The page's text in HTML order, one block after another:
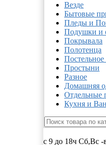
Везде
Бытовые
Пледы и
Подушки и
Покрывала
Полотенца
Постельное
Простыни
Разное
Домашняя
Отдельные
Кухня и
с 9 до 18ч Сб,Вс -